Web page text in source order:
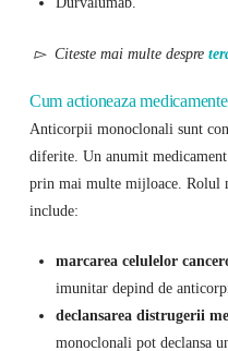
▻ Citeste mai multe despre
Cum actioneaza
Anticorpii monoclonali sunt
diferite. Un anumit
prin mai multe mijloace. Rolul
include:
marcarea celulelor
imunitar depind de
declansarea distrugerii
monoclonali pot declansa